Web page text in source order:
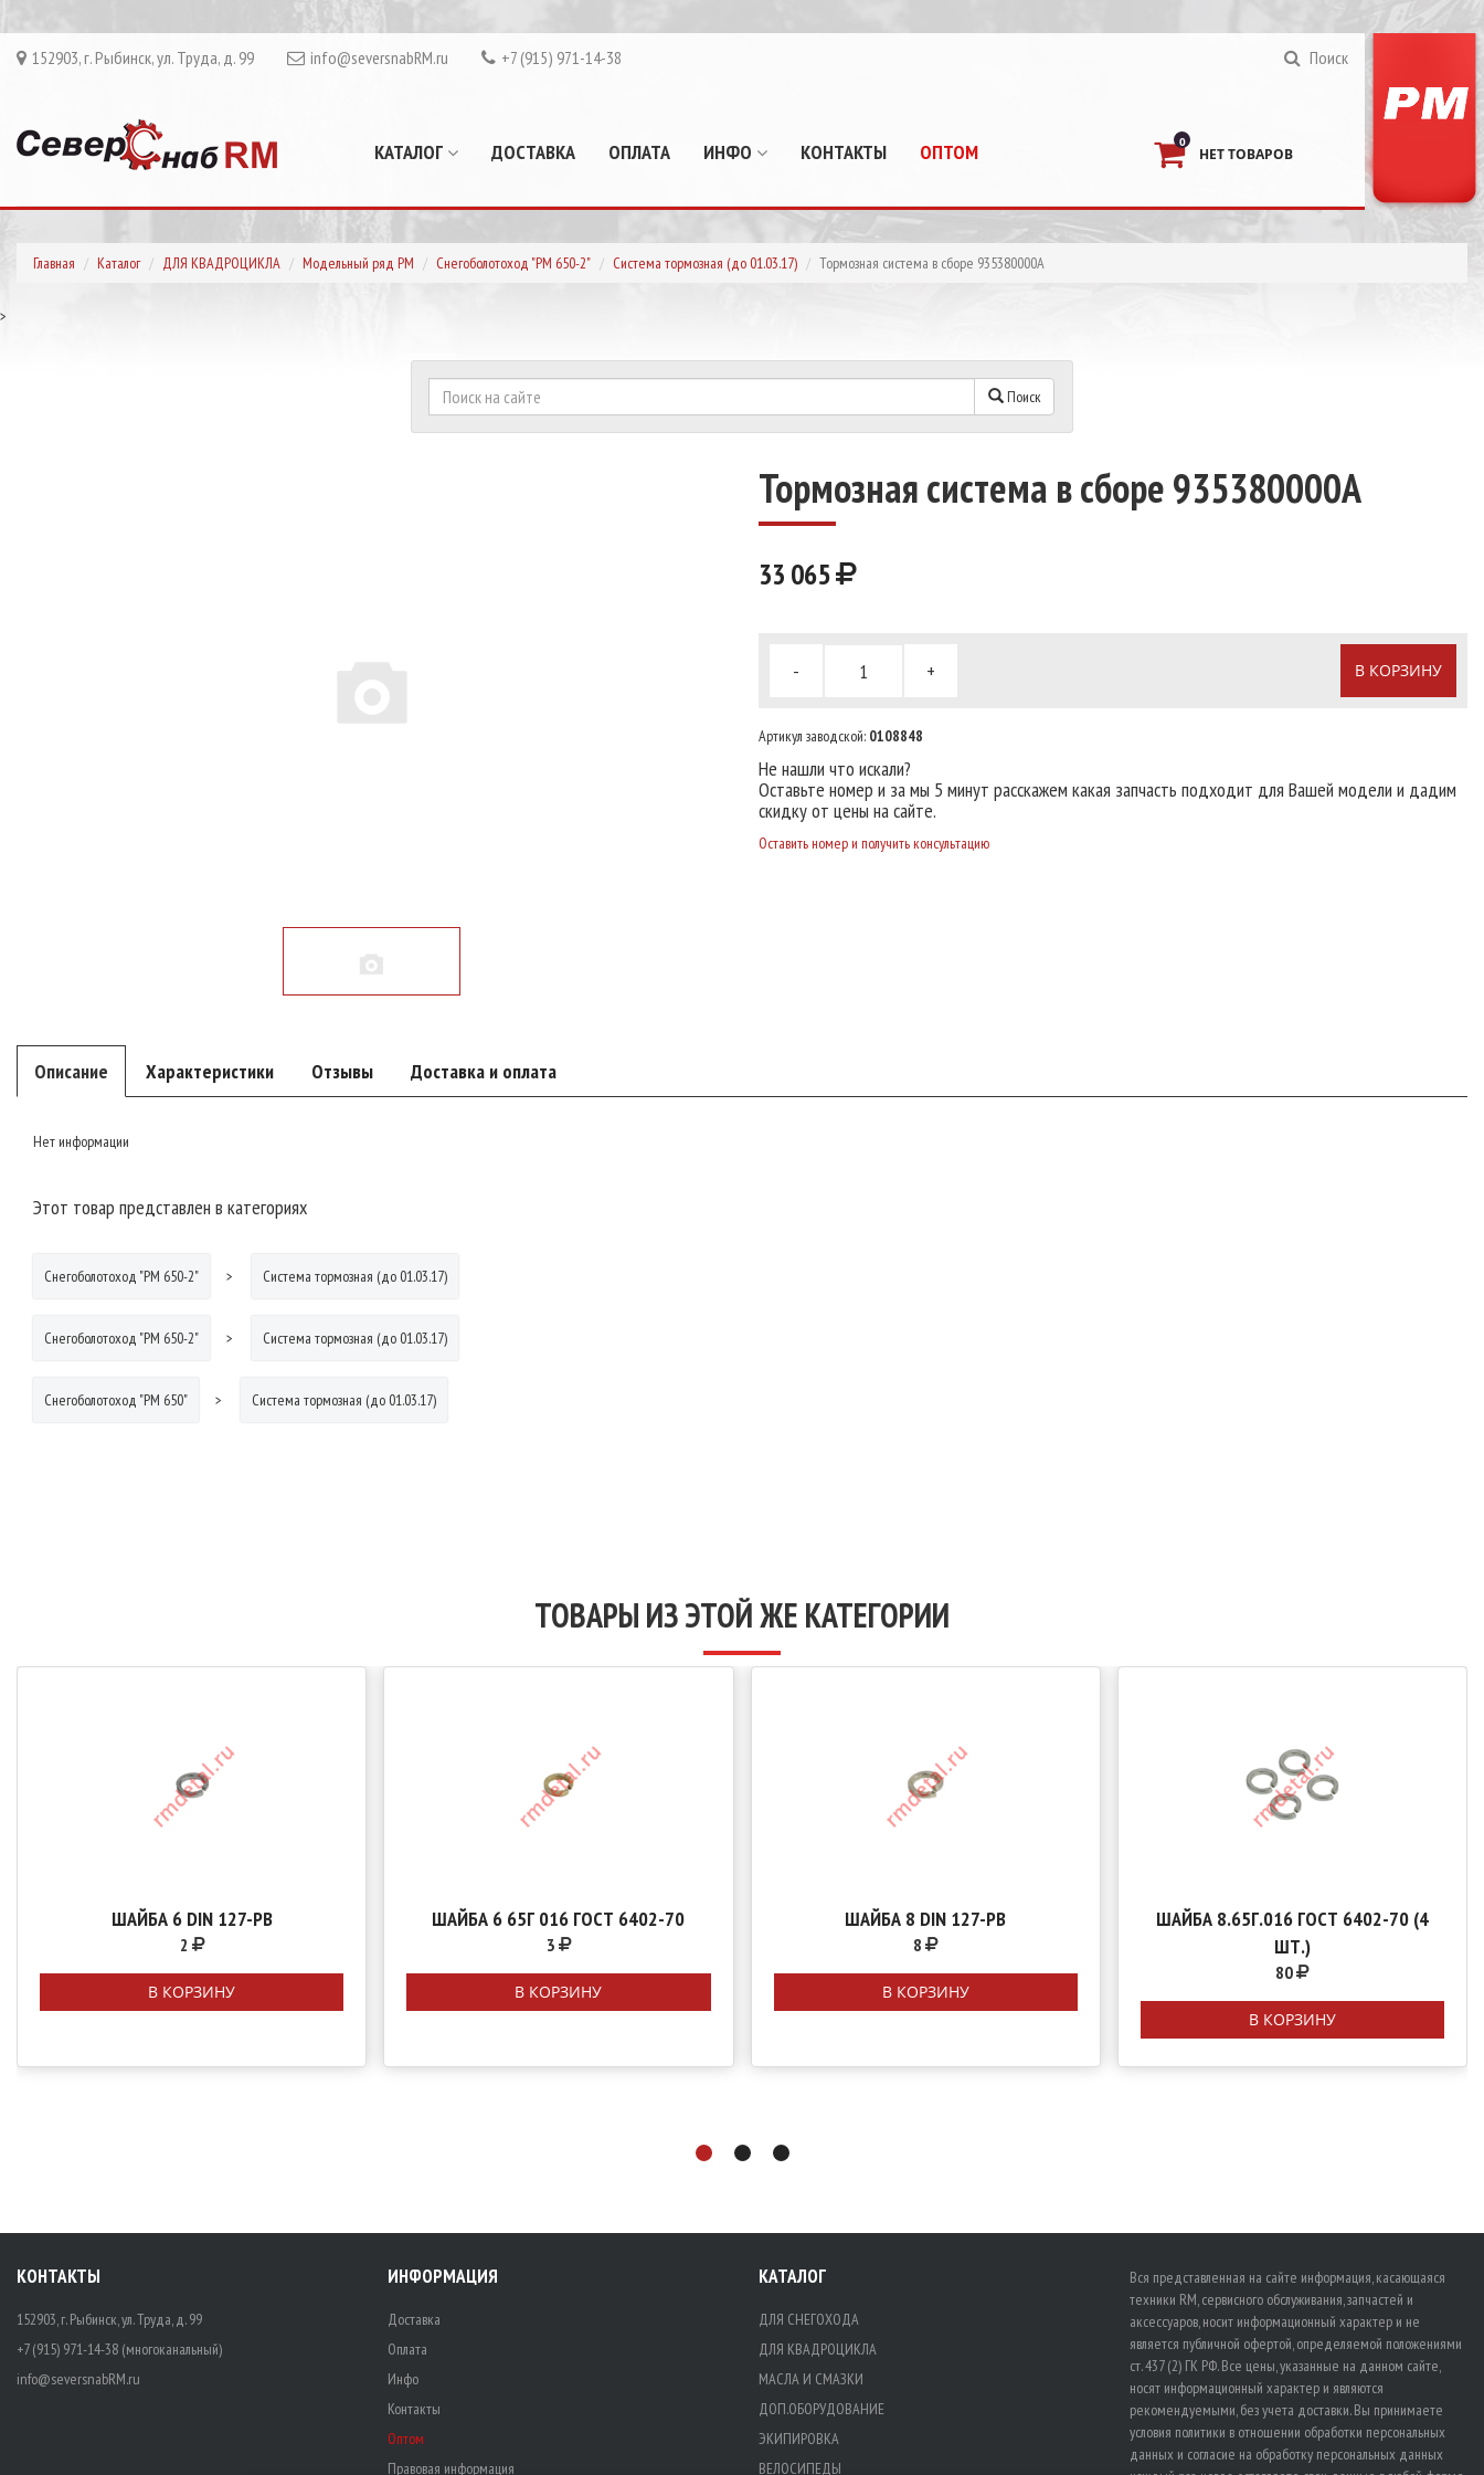
152903, г. Рыбинск, ул. Труда, д. 99 info@seversnabRM.ru +7 (915) 971-14-38 Поиск
КАТАЛОГ ДОСТАВКА ОПЛАТА ИНФО КОНТАКТЫ ОПТОМ 0
НЕТ ТОВАРОВ
Главная Каталог ДЛЯ КВАДРОЦИКЛА Модельный ряд РМ Снегоболотоход "РМ 650-2" Система тормозная (до 01.03.17) Тормозная система в сборе 935380000А
>
Поиск
Тормозная система в сборе 935380000А
33 065
- + В КОРЗИНУ
Артикул заводской: 0108848
Не нашли что искали?
Оставьте номер и за мы 5 минут расскажем какая запчасть подходит для Вашей модели и дадим
скидку от цены на сайте.
Оставить номер и получить консультацию
Описание Характеристики Отзывы Доставка и оплата
Нет информации
Этот товар представлен в категориях
Снегоболотоход "РМ 650-2" Система тормозная (до 01.03.17)
Снегоболотоход "РМ 650-2" Система тормозная (до 01.03.17)
Снегоболотоход "РМ 650" Система тормозная (до 01.03.17)
ТОВАРЫ ИЗ ЭТОЙ ЖЕ КАТЕГОРИИ
ШАЙБА 6 DIN 127-РВ
2
В КОРЗИНУ
ШАЙБА 6 65Г 016 ГОСТ 6402-70
3
В КОРЗИНУ
ШАЙБА 8 DIN 127-PB
8
В КОРЗИНУ
ШАЙБА 8.65Г.016 ГОСТ 6402-70 (4
ШТ.)
80
В КОРЗИНУ
КОНТАКТЫ
152903, г. Рыбинск, ул. Труда, д. 99
+7 (915) 971-14-38 (многоканальный)
info@seversnabRM.ru
ИНФОРМАЦИЯ
Доставка
Оплата
Инфо
Контакты
Оптом
Правовая информация
КАТАЛОГ
ДЛЯ СНЕГОХОДА
ДЛЯ КВАДРОЦИКЛА
МАСЛА И СМАЗКИ
ДОП.ОБОРУДОВАНИЕ
ЭКИПИРОВКА
ВЕЛОСИПЕДЫ
Вся представленная на сайте информация, касающаяся
техники RM, сервисного обслуживания, запчастей и
аксессуаров, носит информационный характер и не
является публичной офертой, определяемой положениями
ст. 437 (2) ГК РФ. Все цены, указанные на данном сайте,
носят информационный характер и являются
рекомендуемыми, без учета доставки. Вы принимаете
условия политики в отношении обработки персональных
данных и согласие на обработку персональных данных